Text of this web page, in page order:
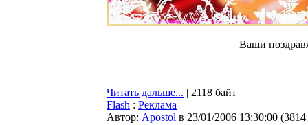
Ваши
Читать дальше... | 2118 байт
Flash : Реклама
Автор: Apostol в 23/01/2006 13:30:00 (